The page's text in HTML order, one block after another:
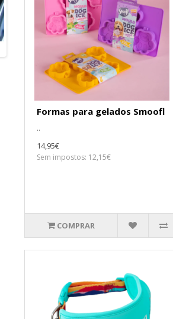
Formas para gelados Smoofl
..
14,95€
Sem impostos: 12,15€
COMPRAR